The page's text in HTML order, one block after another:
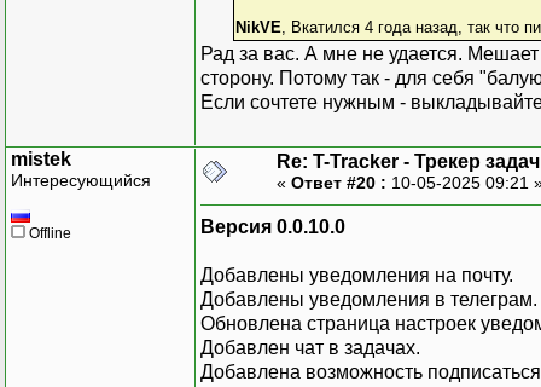
NikVE , Вкатился 4 года назад, так что
Рад за вас. А мне не удается.
сторону. Потому так - для себя
Если сочтете нужным -
mistek
Интересующийся
Offline
Re: T-Tracker - Трекер задач
« Ответ #20 : 10-05-2025 09:21
Версия 0.0.10.0
Добавлены уведомления на почту.
Добавлены уведомления в телеграм.
Обновлена страница настроек
Добавлен чат в задачах.
Добавлена возможность